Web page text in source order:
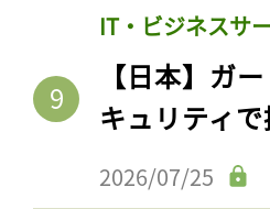
IT・ビジネスサ
【日本】ガ
キュリティ
2026/07/25